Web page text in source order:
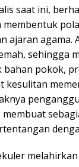
saat ini,
membentuk
ajaran agama.
sehingga
pokok,
kesulitan